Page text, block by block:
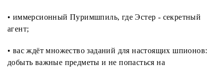
• иммерсионный Пуримшпиль, где Эстер - секретный
агент;
• вас ждёт множество заданий для настоящих шпионов:
добыть важные предметы и не попасться на